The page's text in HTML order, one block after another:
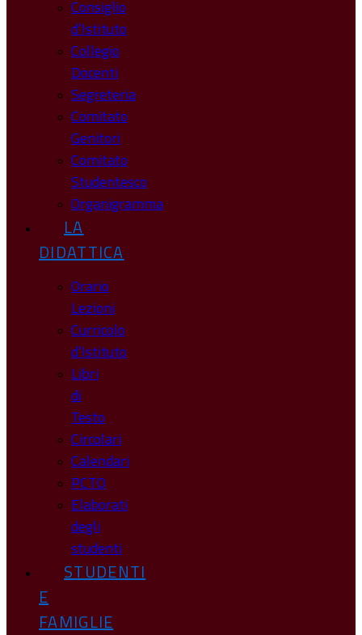
Consiglio
d’Istituto
Collegio
Docenti
Segreteria
Comitato
Genitori
Comitato
Studentesco
Organigramma
LA
DIDATTICA
Orario
Lezioni
Curricolo
d’Istituto
Libri
di
Testo
Circolari
Calendari
PCTO
Elaborati
degli
studenti
STUDENTI
E
FAMIGLIE